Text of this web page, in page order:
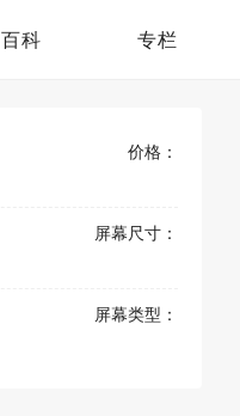
百科 专栏
价格：
屏幕尺寸：
屏幕类型：